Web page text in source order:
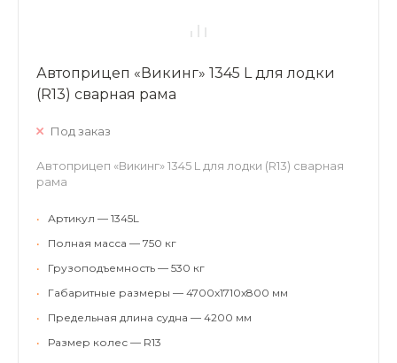
Автоприцеп «Викинг» 1345 L для лодки
(R13) сварная рама
Под заказ
Автоприцеп «Викинг» 1345 L для лодки (R13) сварная
рама
•
Артикул — 1345L
•
Полная масса — 750 кг
•
Грузоподъемность — 530 кг
•
Габаритные размеры — 4700х1710х800 мм
•
Предельная длина судна — 4200 мм
•
Размер колес — R13